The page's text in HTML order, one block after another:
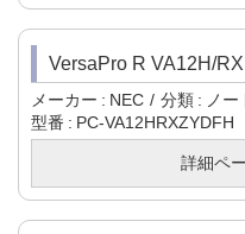
VersaPro R VA12H/
メーカー NEC 分類
ノ
型番
PC-VA12HRXZYDFH
詳細ペ